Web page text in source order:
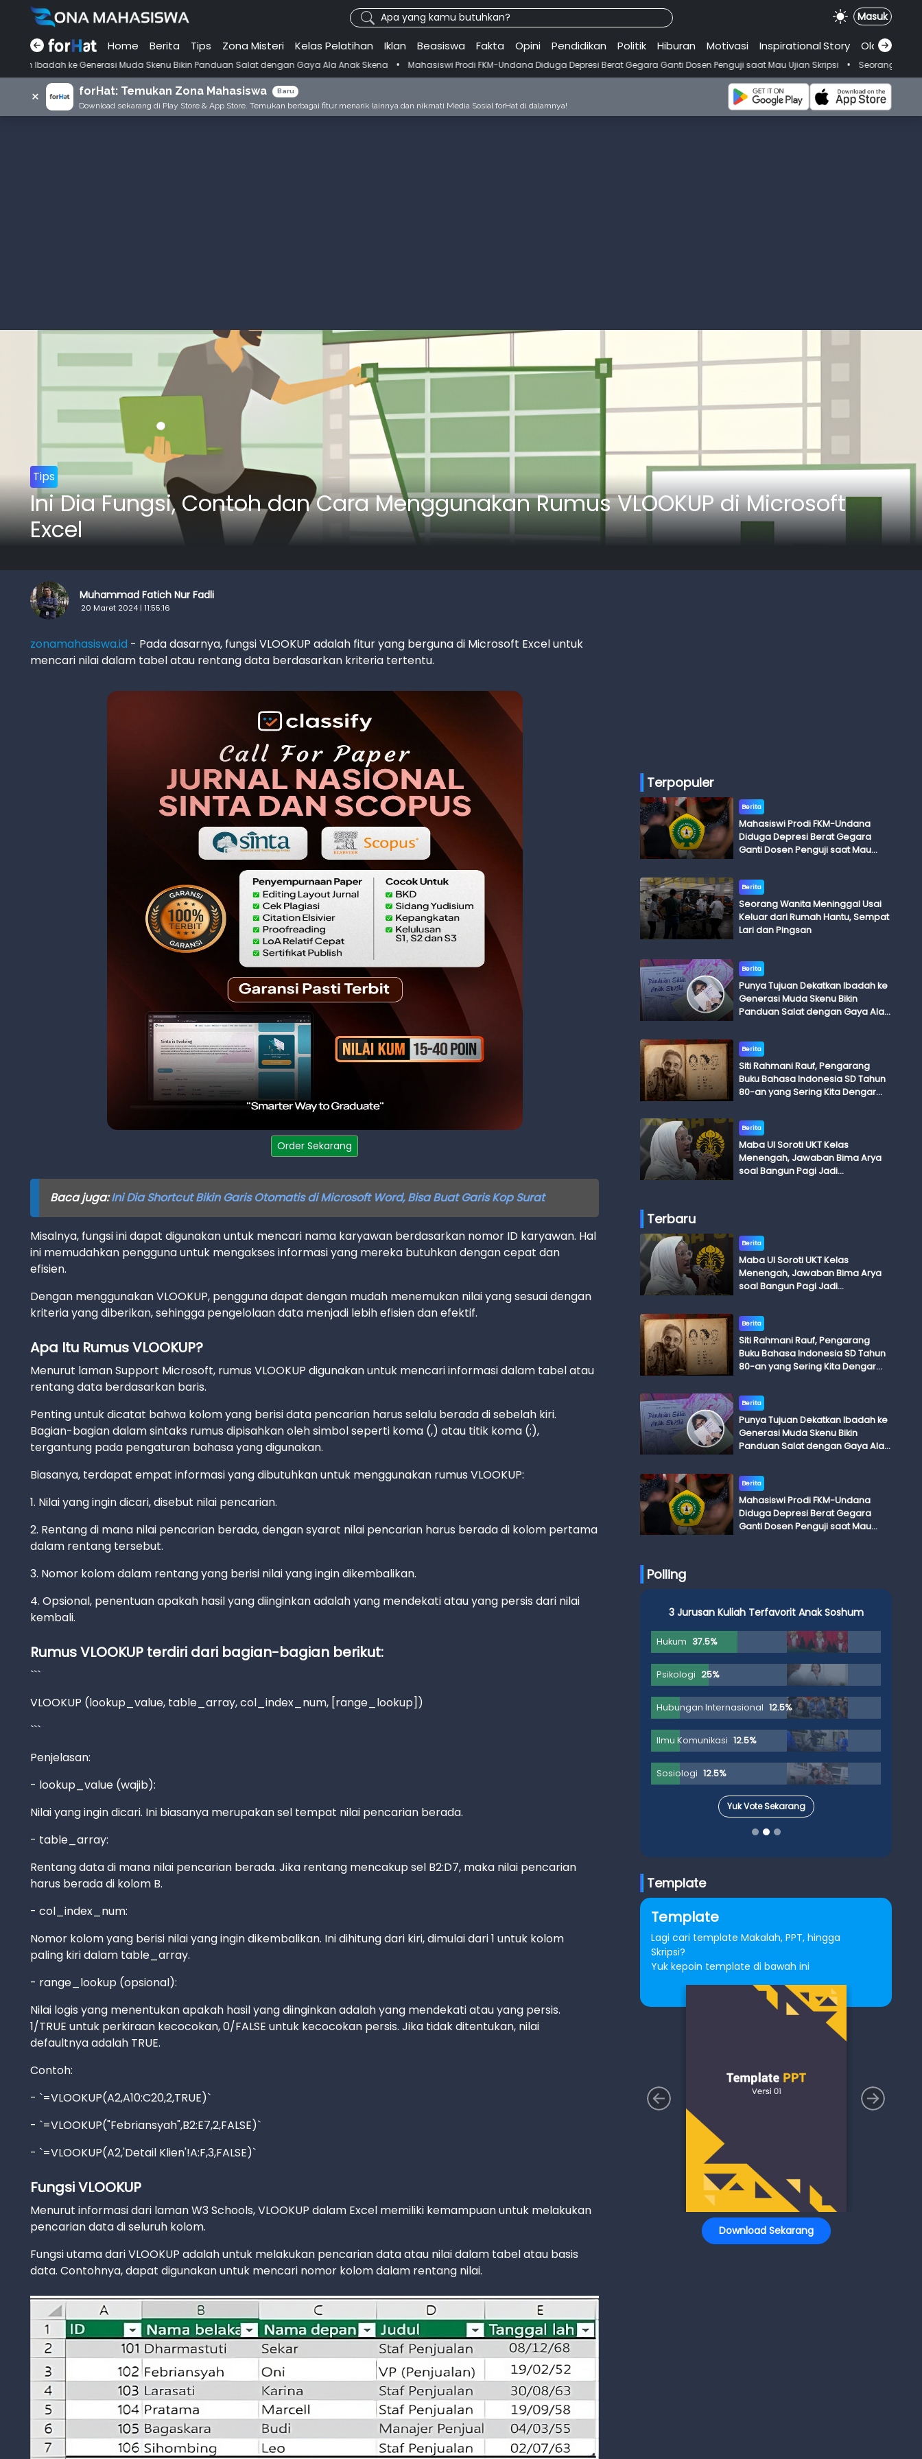
Apa yang kamu butuhkan? Masuk
Home Berita Tips Zona Misteri Kelas Pelatihan Iklan Beasiswa Fakta Opini Pendidikan Politik Hiburan Motivasi Inspirational.Story Olahraga
Generasi Muda Skenu Bikin Panduan Salat dengan Gaya Ala Anak Skena • Mahasiswi Prodi FKM-Undana Diduga Depresi Berat Gegara Ganti Dosen Penguji saat Mau Ujian Skripsi • Seorang Wanita Meninggal
× forHat: Temukan Zona Mahasiswa Baru
Download sekarang di Play Store & App Store. Temukan berbagai fitur menarik lainnya dan nikmati Media Sosial forHat di dalamnya!
Tips
Ini Dia Fungsi, Contoh dan Cara Menggunakan Rumus VLOOKUP di Microsoft
Excel
Muhammad Fatich Nur Fadli
20 Maret 2024 | 11:55:16
zonamahasiswa.id - Pada dasarnya, fungsi VLOOKUP adalah fitur yang berguna di Microsoft Excel untuk
mencari nilai dalam tabel atau rentang data berdasarkan kriteria tertentu.
Order Sekarang
Baca juga:Ini Dia Shortcut Bikin Garis Otomatis di Microsoft Word, Bisa Buat Garis Kop Surat
Misalnya, fungsi ini dapat digunakan untuk mencari nama karyawan berdasarkan nomor ID karyawan. Hal
ini memudahkan pengguna untuk mengakses informasi yang mereka butuhkan dengan cepat dan
efisien.
Dengan menggunakan VLOOKUP, pengguna dapat dengan mudah menemukan nilai yang sesuai dengan
kriteria yang diberikan, sehingga pengelolaan data menjadi lebih efisien dan efektif.
Apa Itu Rumus VLOOKUP?
Menurut laman Support Microsoft, rumus VLOOKUP digunakan untuk mencari informasi dalam tabel atau
rentang data berdasarkan baris.
Penting untuk dicatat bahwa kolom yang berisi data pencarian harus selalu berada di sebelah kiri.
Bagian-bagian dalam sintaks rumus dipisahkan oleh simbol seperti koma (,) atau titik koma (;),
tergantung pada pengaturan bahasa yang digunakan.
Biasanya, terdapat empat informasi yang dibutuhkan untuk menggunakan rumus VLOOKUP:
1. Nilai yang ingin dicari, disebut nilai pencarian.
2. Rentang di mana nilai pencarian berada, dengan syarat nilai pencarian harus berada di kolom pertama
dalam rentang tersebut.
3. Nomor kolom dalam rentang yang berisi nilai yang ingin dikembalikan.
4. Opsional, penentuan apakah hasil yang diinginkan adalah yang mendekati atau yang persis dari nilai
kembali.
Rumus VLOOKUP terdiri dari bagian-bagian berikut:
```
VLOOKUP (lookup_value, table_array, col_index_num, [range_lookup])
```
Penjelasan:
- lookup_value (wajib):
Nilai yang ingin dicari. Ini biasanya merupakan sel tempat nilai pencarian berada.
- table_array:
Rentang data di mana nilai pencarian berada. Jika rentang mencakup sel B2:D7, maka nilai pencarian
harus berada di kolom B.
- col_index_num:
Nomor kolom yang berisi nilai yang ingin dikembalikan. Ini dihitung dari kiri, dimulai dari 1 untuk kolom
paling kiri dalam table_array.
- range_lookup (opsional):
Nilai logis yang menentukan apakah hasil yang diinginkan adalah yang mendekati atau yang persis.
1/TRUE untuk perkiraan kecocokan, 0/FALSE untuk kecocokan persis. Jika tidak ditentukan, nilai
defaultnya adalah TRUE.
Contoh:
- `=VLOOKUP(A2,A10:C20,2,TRUE)`
- `=VLOOKUP("Febriansyah",B2:E7,2,FALSE)`
- `=VLOOKUP(A2,'Detail Klien'!A:F,3,FALSE)`
Fungsi VLOOKUP
Menurut informasi dari laman W3 Schools, VLOOKUP dalam Excel memiliki kemampuan untuk melakukan
pencarian data di seluruh kolom.
Fungsi utama dari VLOOKUP adalah untuk melakukan pencarian data atau nilai dalam tabel atau basis
data. Contohnya, dapat digunakan untuk mencari nomor kolom dalam rentang nilai.
Terpopuler
Berita
Mahasiswi Prodi FKM-Undana
Diduga Depresi Berat Gegara
Ganti Dosen Penguji saat Mau
Berita
Seorang Wanita Meninggal Usai
Keluar dari Rumah Hantu, Sempat
Lari dan Pingsan
Berita
Punya Tujuan Dekatkan Ibadah ke
Generasi Muda Skenu Bikin
Panduan Salat dengan Gaya Ala
Berita
Siti Rahmani Rauf, Pengarang
Buku Bahasa Indonesia SD Tahun
80-an yang Sering Kita Dengar
Adik Budi
Berita
Maba UI Soroti UKT Kelas
Menengah, Jawaban Bima Arya
soal Bangun Pagi Jadi
Terbaru
Berita
Maba UI Soroti UKT Kelas
Menengah, Jawaban Bima Arya
soal Bangun Pagi Jadi
Berita
Siti Rahmani Rauf, Pengarang
Buku Bahasa Indonesia SD Tahun
80-an yang Sering Kita Dengar
Adik Budi
Berita
Punya Tujuan Dekatkan Ibadah ke
Generasi Muda Skenu Bikin
Panduan Salat dengan Gaya Ala
Berita
Mahasiswi Prodi FKM-Undana
Diduga Depresi Berat Gegara
Ganti Dosen Penguji saat Mau
Polling
3 Jurusan Kuliah Terfavorit Anak Soshum
Hukum 37.5%
Psikologi 25%
Hubungan Internasional 12.5%
Ilmu Komunikasi 12.5%
Sosiologi 12.5%
Yuk Vote Sekarang
Template
Template
Lagi cari template Makalah, PPT, hingga
Skripsi?
Yuk kepoin template di bawah ini
Download Sekarang